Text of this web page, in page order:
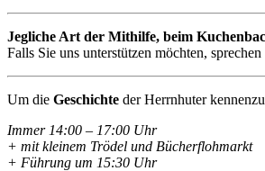
Jegliche Art der Mithilfe, beim
Falls Sie uns unterstützen möchten,
Um die Geschichte der Herrnhuter
Immer 14:00 – 17:00 Uhr
+ mit kleinem Trödel und Bücherflohmarkt
+ Führung um 15:30 Uhr